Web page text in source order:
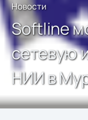
Новости
Softline
сетевую
НИИ в